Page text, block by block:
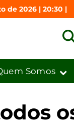
de 2026 | 20:30 |
Somos